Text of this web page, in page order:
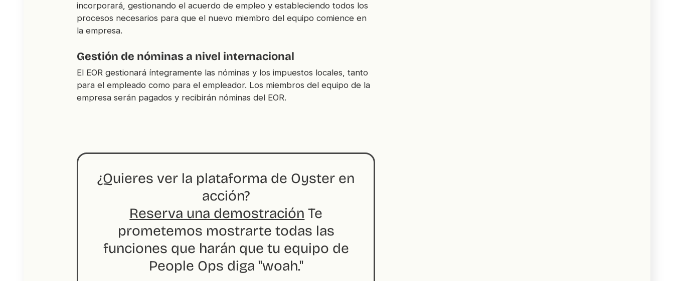
incorporará, gestionando el acuerdo de empleo y estableciendo todos los
procesos necesarios para que el nuevo miembro del equipo comience en
la empresa.
Gestión de nóminas a nivel internacional
El EOR gestionará íntegramente las nóminas y los impuestos locales, tanto
para el empleado como para el empleador. Los miembros del equipo de la
empresa serán pagados y recibirán nóminas del EOR.
¿Quieres ver la plataforma de Oyster en
acción?
Reserva una demostración Te
prometemos mostrarte todas las
funciones que harán que tu equipo de
People Ops diga "woah."